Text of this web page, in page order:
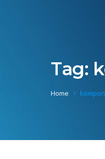
Tag:
Home